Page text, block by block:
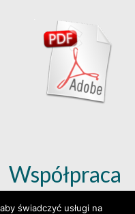
Współpraca
świadczyć usługi na